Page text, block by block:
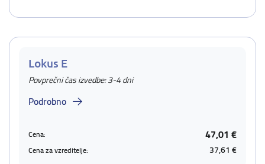
Lokus E
Povprečni čas izvedbe: 3-4 dni
Podrobno
Cena: 47,01 €
Cena za vzreditelje: 37,61 €